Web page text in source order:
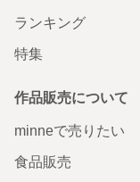
ランキング
特集
作品販売について
minneで売りたい
食品販売